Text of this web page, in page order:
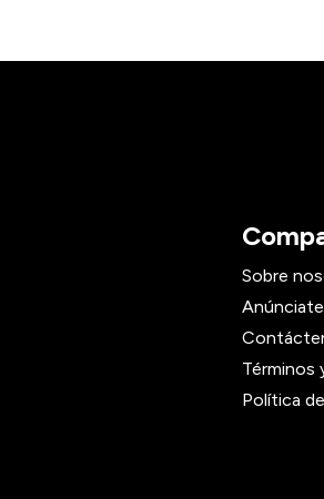
Sobre
Términos
Política